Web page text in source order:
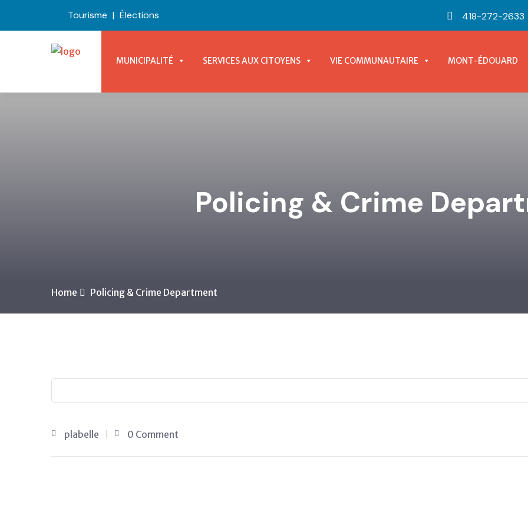
Tourisme | Élections 418-272-2633
MUNICIPALITÉ SERVICES AUX CITOYENS VIE COMMUNAUTAIRE MONT-ÉDOUARD
Policing & Crime
Home Policing & Crime Department
plabelle 0 Comment